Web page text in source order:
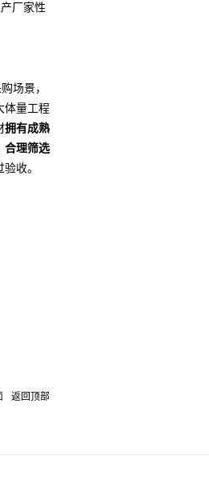
厂家性
场景，
体量工程
拥有成熟
合理筛选
收。
返回顶部